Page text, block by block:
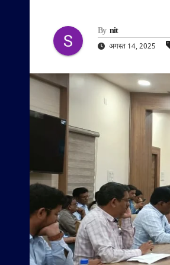
By nit
अगस्त 14, 2025